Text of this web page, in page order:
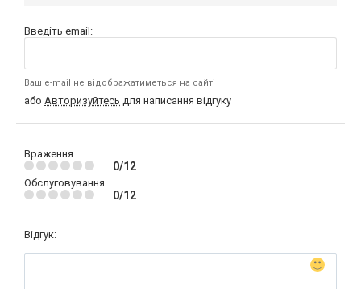
Введіть email:
Ваш e-mail не відображатиметься на сайті
або Авторизуйтесь для написання відгуку
Враження
0/12
Обслуговування
0/12
Відгук: